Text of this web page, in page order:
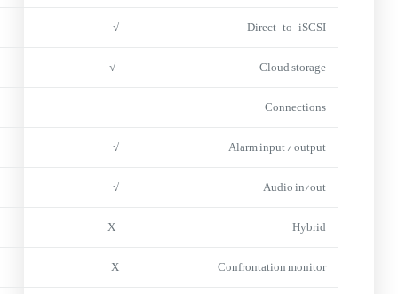
Direct-to-iSCSI
√
Cloud storage
√
Connections
Alarm input / output
√
Audio in/out
√
Hybrid
Confrontation monitor
X